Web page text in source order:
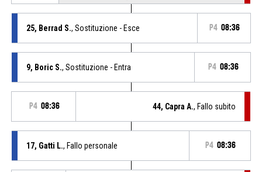
25, Berrad S., Sostituzione - Esce P4 08:36
9, Boric S., Sostituzione - Entra P4 08:36
P4 08:36 44, Capra A., Fallo subito
17, Gatti L., Fallo personale P4 08:36